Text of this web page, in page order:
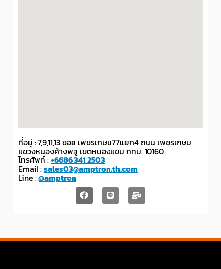
ที่อยู่ : 7,9,11,13 ซอย เพชรเกษม77แยก4 ถนน เพชรเกษม
แขวงหนองค้างพลู เขตหนองแขม กทม. 10160
โทรศัพท์ :+6686 341 2503
Email :sales03@amptron.th.com
Line :@amptron